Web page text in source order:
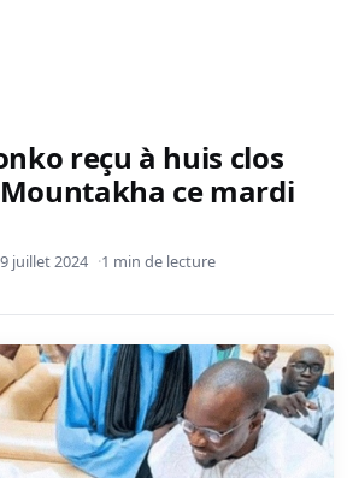
reçu à huis clos
ce mardi
9 juillet 2024 1 min de lecture